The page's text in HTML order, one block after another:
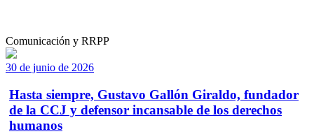
Comunicación y RRPP
30 de junio de 2026
Hasta siempre, Gustavo Gallón Giraldo, fundador
de la CCJ y defensor incansable de los derechos
humanos